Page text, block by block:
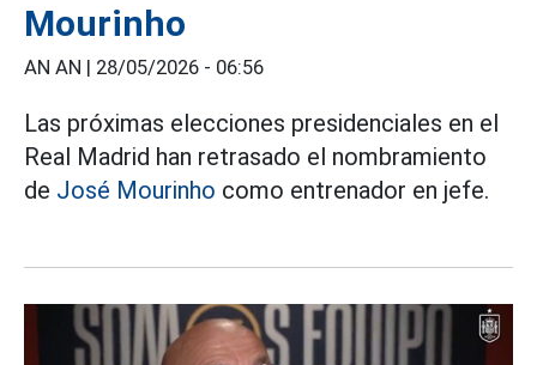
Mourinho
AN AN | 28/05/2026 - 06:56
Las próximas elecciones presidenciales en el
Real Madrid han retrasado el nombramiento
de José Mourinho como entrenador en jefe.